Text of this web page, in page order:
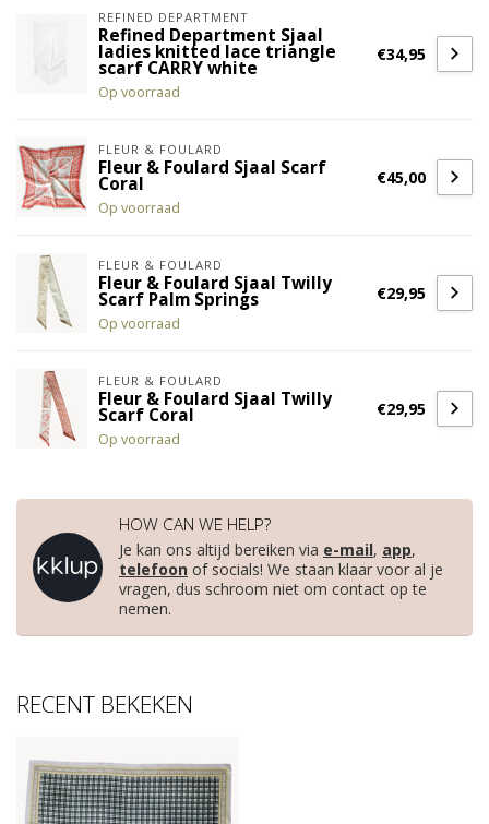
REFINED DEPARTMENT
Refined Department Sjaal
ladies knitted lace triangle
scarf CARRY white
Op voorraad
€34,95
FLEUR & FOULARD
Fleur & Foulard Sjaal Scarf
Coral
Op voorraad
€45,00
FLEUR & FOULARD
Fleur & Foulard Sjaal Twilly
Scarf Palm Springs
Op voorraad
€29,95
FLEUR & FOULARD
Fleur & Foulard Sjaal Twilly
Scarf Coral
Op voorraad
€29,95
HOW CAN WE HELP?
Je kan ons altijd bereiken via e-mail, app,
telefoon of socials! We staan klaar voor al je
vragen, dus schroom niet om contact op te
nemen.
RECENT BEKEKEN